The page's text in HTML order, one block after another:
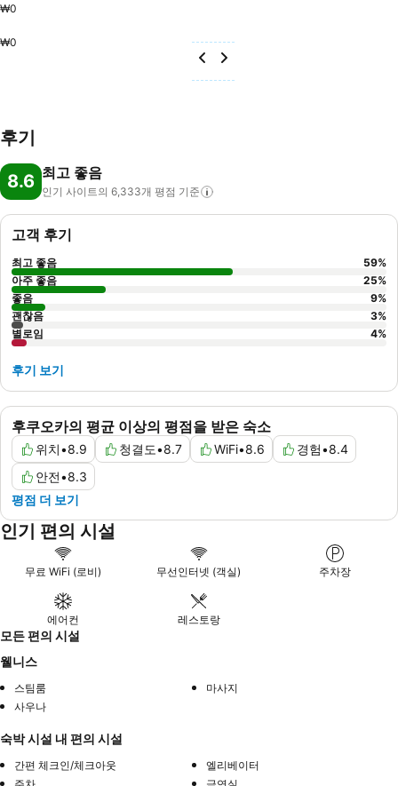
₩0
₩0
후기
8.6 최고 좋음
인기 사이트의 6,333개 평점 기준
후쿠오카의 평균 이상의 평점을 받은 숙소
위치•8.9 청결도•8.7 WiFi•8.6 경험•8.4
안전•8.3
평점 더 보기
고객 후기
최고 좋음 59%
아주 좋음
25%
좋음
9%
괜찮음
3%
별로임
4%
후기 보기
인기 편의 시설
무료 WiFi (로비) 무선인터넷 (객실) 주차장
에어컨 레스토랑
모든 편의 시설
웰니스
스팀룸
마사지
사우나
숙박 시설 내 편의 시설
간편 체크인/체크아웃
엘리베이터